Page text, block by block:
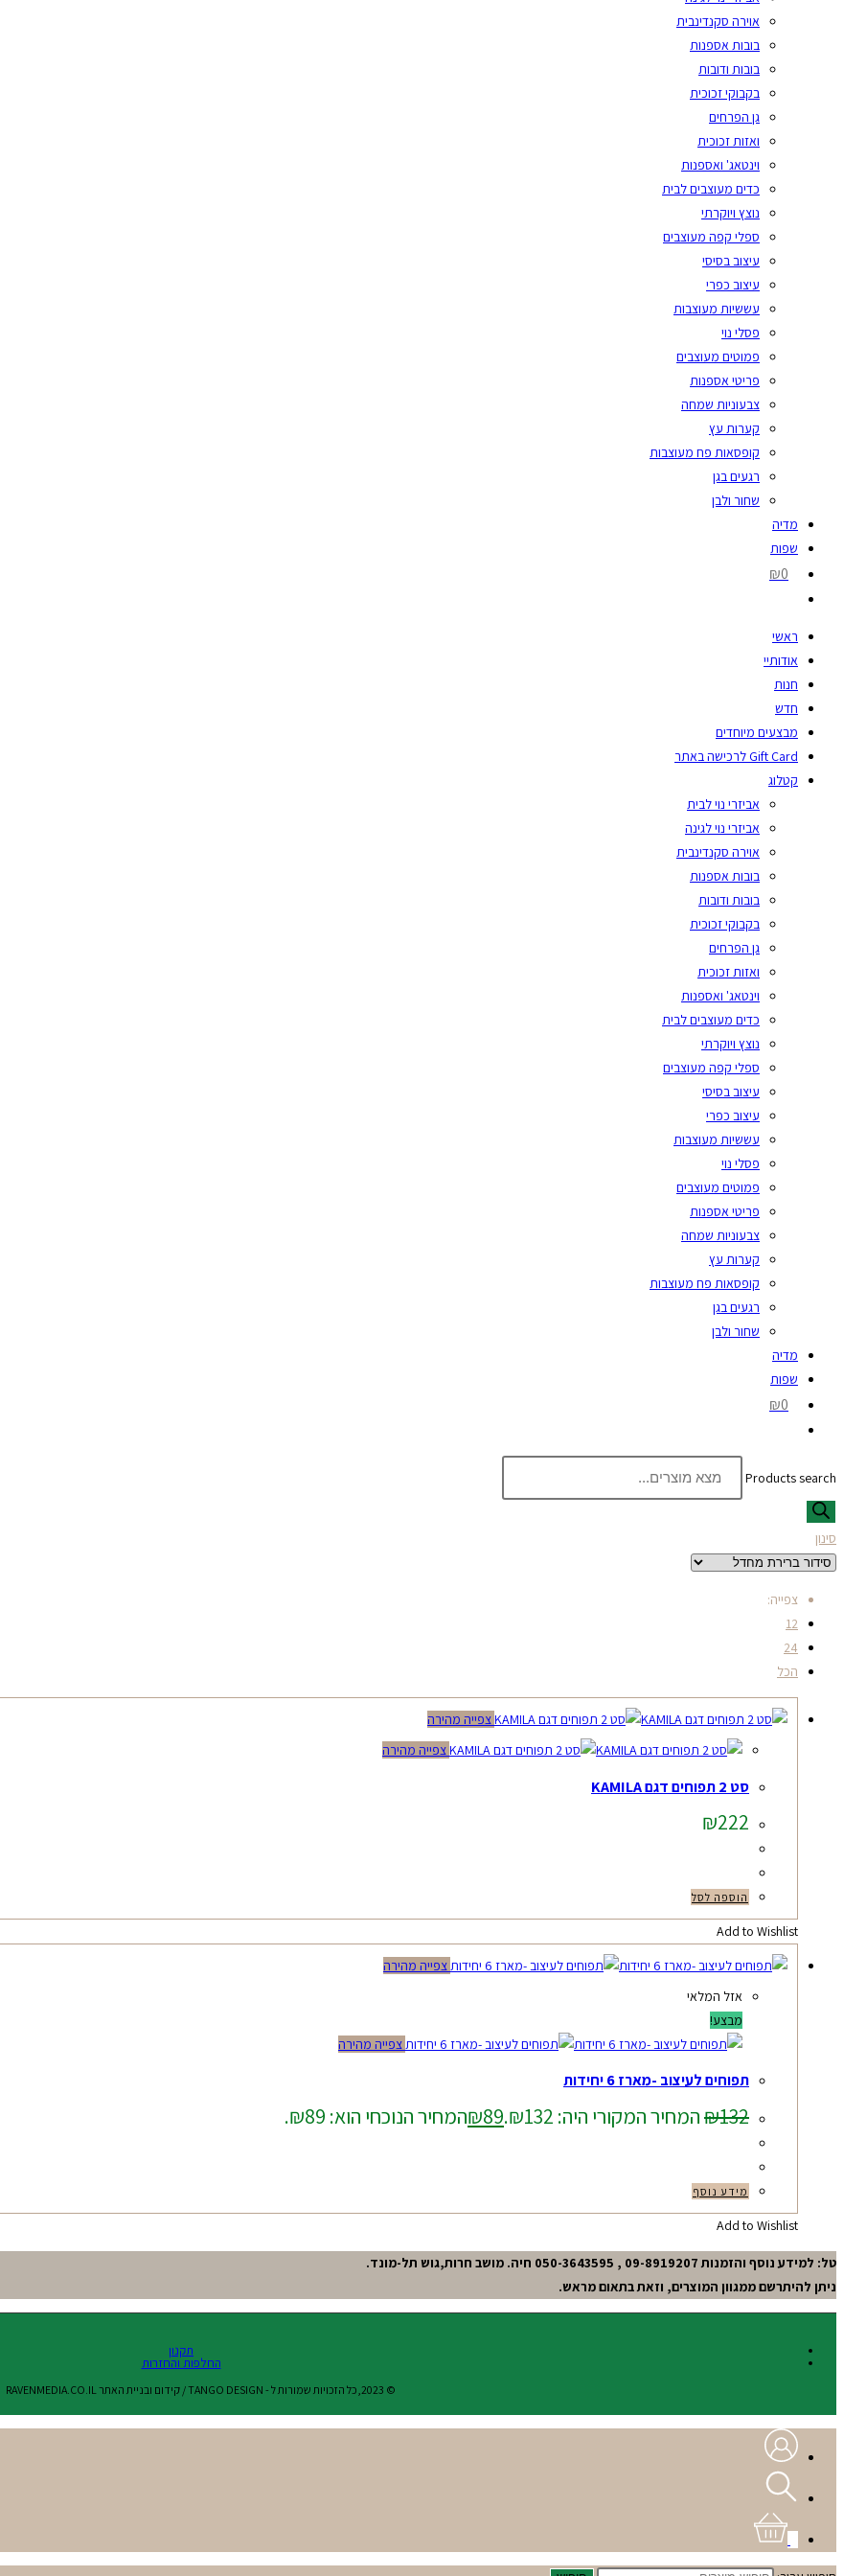
אוירה סקנדינבית
בובות אספנות
בובות ודובות
בקבוקי זכוכית
גן הפרחים
ואזות זכוכית
וינטאג' ואספנות
כדים מעוצבים לבית
נוצץ ויוקרתי
ספלי קפה מעוצבים
עיצוב בסיסי
עיצוב כפרי
עששיות מעוצבות
פסלי נוי
פמוטים מעוצבים
פריטי אספנות
צבעוניות שמחה
קערות עץ
קופסאות פח מעוצבות
רגעים בגן
שחור ולבן
מדיה
שפות
₪0
ראשי
אודותיי
חנות
חדש
מבצעים מיוחדים
Gift Card לרכישה באתר
קטלוג
אביזרי נוי לבית
אביזרי נוי לגינה
אוירה סקנדינבית
בובות אספנות
בובות ודובות
בקבוקי זכוכית
גן הפרחים
ואזות זכוכית
וינטאג' ואספנות
כדים מעוצבים לבית
נוצץ ויוקרתי
ספלי קפה מעוצבים
עיצוב בסיסי
עיצוב כפרי
עששיות מעוצבות
פסלי נוי
פמוטים מעוצבים
פריטי אספנות
צבעוניות שמחה
קערות עץ
קופסאות פח מעוצבות
רגעים בגן
שחור ולבן
מדיה
שפות
₪0
Products search
סינון
צפייה:
12
24
הכל
צפייה מהירה
צפייה מהירה
סט 2 תפוחים דגם KAMILA
₪222
הוספה לסל
Add to Wishlist
צפייה מהירה
אזל המלאי
מבצע!
צפייה מהירה
תפוחים לעיצוב -מארז 6 יחידות
₪132 המחיר המקורי היה: ₪132. ₪89 המחיר הנוכחי הוא: ₪89.
מידע נוסף
Add to Wishlist
טל: למידע נוסף והזמנות 09-8919207 , 050-3643595 חיה. מושב חרות,גוש תל-מונד.
ניתן להיתרשם ממגוון המוצרים, וזאת בתאום מראש.
תקנון
החלפות והחזרות
© 2023,כל הזכויות שמורות ל - TANGO DESIGN / קידום ובניית האתר RAVENMEDIA.CO.IL